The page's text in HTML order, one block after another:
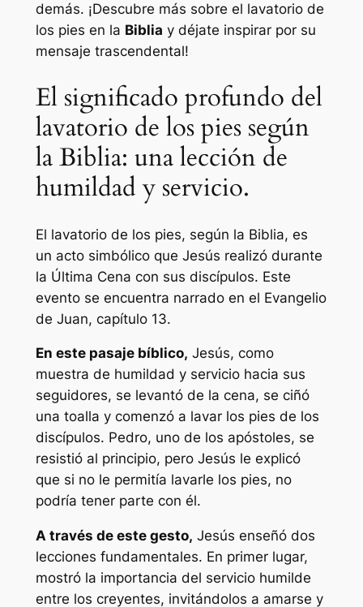
demás. ¡Descubre más sobre el lavatorio de
los pies en la Biblia y déjate inspirar por su
mensaje trascendental!
El significado profundo del
lavatorio de los pies según
la Biblia: una lección de
humildad y servicio.
El lavatorio de los pies, según la Biblia, es
un acto simbólico que Jesús realizó durante
la Última Cena con sus discípulos. Este
evento se encuentra narrado en el Evangelio
de Juan, capítulo 13.
En este pasaje bíblico, Jesús, como
muestra de humildad y servicio hacia sus
seguidores, se levantó de la cena, se ciñó
una toalla y comenzó a lavar los pies de los
discípulos. Pedro, uno de los apóstoles, se
resistió al principio, pero Jesús le explicó
que si no le permitía lavarle los pies, no
podría tener parte con él.
A través de este gesto, Jesús enseñó dos
lecciones fundamentales. En primer lugar,
mostró la importancia del servicio humilde
entre los creyentes, invitándolos a amarse y